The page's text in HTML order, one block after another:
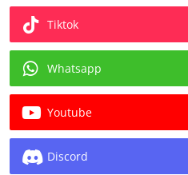
Tiktok
Whatsapp
Youtube
Discord